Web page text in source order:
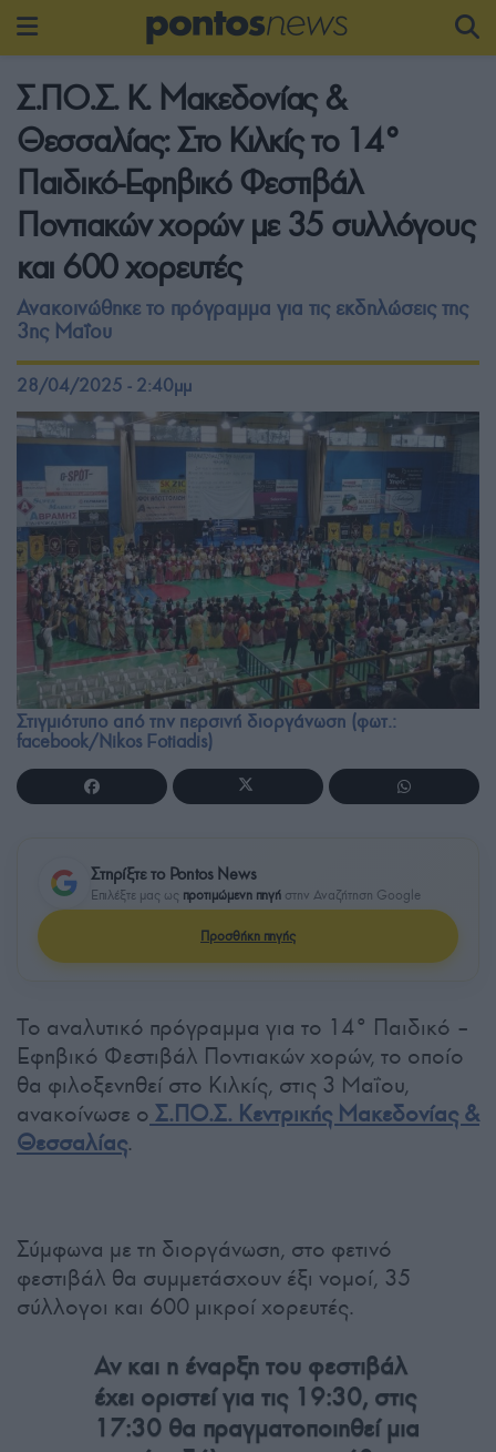
Σ.ΠΟ.Σ. Κ. Μακεδονίας &
Θεσσαλίας: Στο Κιλκίς το 14°
Παιδικό-Εφηβικό Φεστιβάλ
Ποντιακών χορών με 35 συλλόγους
και 600 χορευτές
Ανακοινώθηκε το πρόγραμμα για τις εκδηλώσεις της
3ης Μαΐου
28/04/2025 - 2:40μμ
Στιγμιότυπο από την περσινή διοργάνωση (φωτ.:
facebook/Nikos Fotiadis)
Στηρίξτε το Pontos News
Επιλέξτε μας ως προτιμώμενη πηγή στην Αναζήτηση Google
Προσθήκη πηγής
Το αναλυτικό πρόγραμμα για το 14° Παιδικό –
Εφηβικό Φεστιβάλ Ποντιακών χορών, το οποίο
θα φιλοξενηθεί στο Κιλκίς, στις 3 Μαΐου,
ανακοίνωσε ο Σ.ΠΟ.Σ. Κεντρικής Μακεδονίας &
Θεσσαλίας.
Σύμφωνα με τη διοργάνωση, στο φετινό
φεστιβάλ θα συμμετάσχουν έξι νομοί, 35
σύλλογοι και 600 μικροί χορευτές.
Αν και η έναρξη του φεστιβάλ
έχει οριστεί για τις 19:30, στις
17:30 θα πραγματοποιηθεί μια